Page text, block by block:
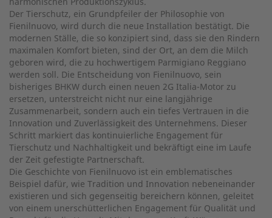
Der Tierschutz, ein Grundpfeiler der Philosophie von
Fienilnuovo, wird durch die neue Installation bestätigt. Die
modernen Ställe, die so konzipiert sind, dass sie den Rindern
maximalen Komfort bieten, sind der Ort, an dem die Milch
geboren wird, die zu hochwertigem Parmigiano Reggiano
werden soll. Die Entscheidung von Fienilnuovo, sein
bisheriges BHKW durch einen neuen 2G Italia-Motor zu
ersetzen, unterstreicht nicht nur eine langjährige
Zusammenarbeit, sondern auch ein tiefes Vertrauen in die
Innovation und Zuverlässigkeit des Unternehmens. Dieser
Schritt markiert das kontinuierliche Engagement für
Tierschutz und Nachhaltigkeit und bekräftigt eine im Laufe
der Zeit gefestigte Partnerschaft.
Die Geschichte von Fienilnuovo ist ein emblematisches
Beispiel dafür, wie Tradition und Innovation nebeneinander
existieren und sich gegenseitig bereichern können, geleitet
von einem unerschütterlichen Engagement für Qualität und